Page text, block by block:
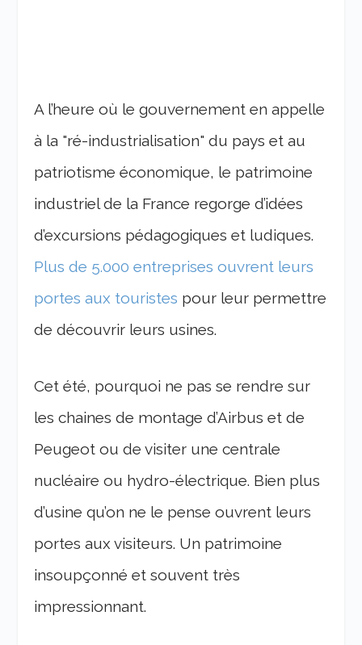
A l’heure où le gouvernement en appelle
à la "ré-industrialisation" du pays et au
patriotisme économique, le patrimoine
industriel de la France regorge d’idées
d’excursions pédagogiques et ludiques.
Plus de 5.000 entreprises ouvrent leurs
portes aux touristes pour leur permettre
de découvrir leurs usines.
Cet été, pourquoi ne pas se rendre sur
les chaines de montage d’Airbus et de
Peugeot ou de visiter une centrale
nucléaire ou hydro-électrique. Bien plus
d’usine qu’on ne le pense ouvrent leurs
portes aux visiteurs. Un patrimoine
insoupçonné et souvent très
impressionnant.